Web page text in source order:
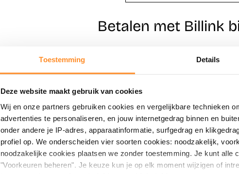
Toestemming Details
Deze website maakt gebruik van cookies
Wij en onze partners gebruiken cookies en vergelijkbare technieken
advertenties te personaliseren, en jouw internetgedrag binnen en
onder andere je IP-adres, apparaatinformatie, surfgedrag en
profiel op. We onderscheiden vier soorten cookies: noodzakelijk,
noodzakelijke cookies plaatsen we zonder toestemming. Je kunt alle
"Voorkeuren beheren". Je keuze kun je op elk moment wijzigen of
Betalen met Billink